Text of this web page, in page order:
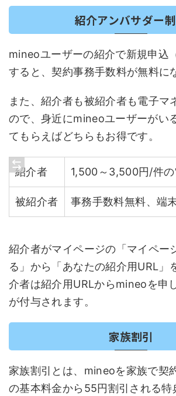
紹介アンバサダー
mineoユーザーの紹介で新規申込
すると、契約事務手数料が無料に
また、紹介者も被紹介者も電子マ
ので、身近にmineoユーザーがい
てもらえばどちらもお得です。
紹介者 1,500～3,500円/件
被紹介者 事務手数料無料、端
紹介者がマイページの「マイペー
る」から「あなたの紹介用URL」
介者は紹介用URLからmineoを申
が付与されます。
家族割引
家族割引とは、mineoを家族で契
の基本料金から55円割引される特